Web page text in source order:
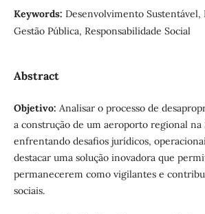
Keywords: Desenvolvimento Sustentável,
Gestão Pública, Responsabilidade Social
Abstract
Objetivo: Analisar o processo de
a construção de um aeroporto regional na
enfrentando desafios jurídicos,
destacar uma solução inovadora que
permanecerem como vigilantes e
sociais.